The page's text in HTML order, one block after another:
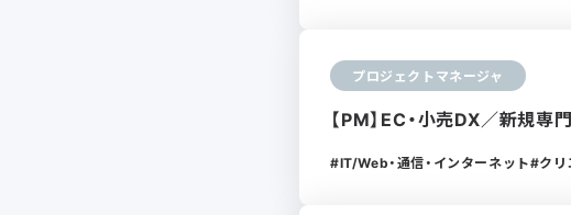
プロジェクトマネージャ
【PM】EC・小売DX／新規
IT/Web・通信・インターネット クリ